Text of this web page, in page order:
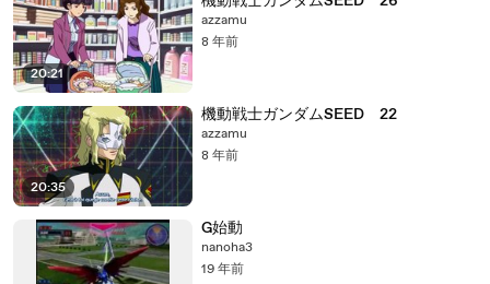
20:21
azzamu
8 年前
20:35
機動戦士ガンダムSEED 22
azzamu
8 年前
G始動
nanoha3
19 年前